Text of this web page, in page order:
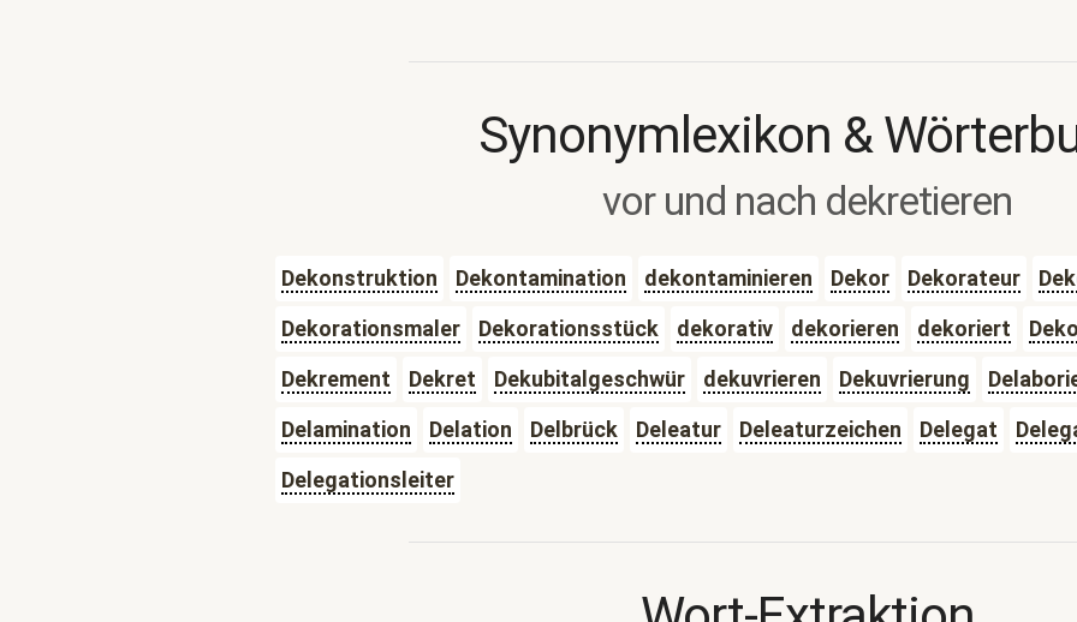
Synonymlexikon &
vor und nach dekretieren
Dekonstruktion Dekontamination dekontaminieren Dekor Dekorateur
Dekorationsmaler
Dekorationsstück dekorativ dekorieren dekoriert
Dekrement
Dekret Dekubitalgeschwür dekuvrieren Dekuvrierung
Delamination
Delation Delbrück Deleatur Deleaturzeichen Delegat
Delegationsleiter